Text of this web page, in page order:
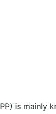
is mainly